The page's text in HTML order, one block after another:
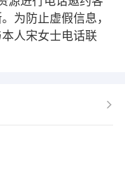
为防止虚假信息，
人宋女士电话联